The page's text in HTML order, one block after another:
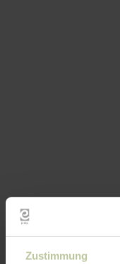
Zustimmung